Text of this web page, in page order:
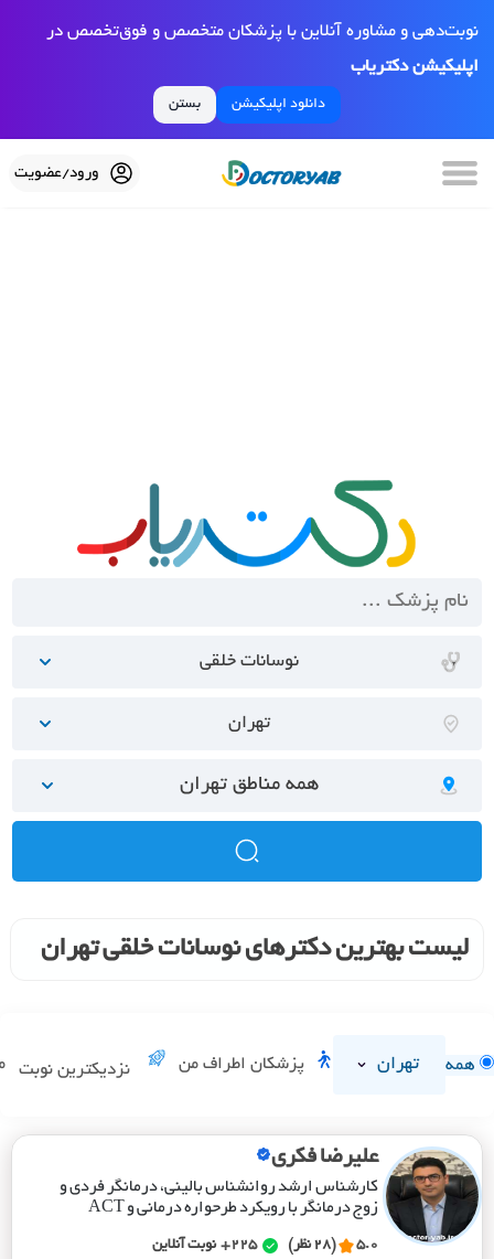
نوبت‌دهی و مشاوره آنلاین با پزشکان متخصص و فوق‌تخصص در
اپلیکیشن دکتریاب
دانلود اپلیکیشن بستن
ورود/عضویت
نوسانات خلقی
تهران
همه مناطق تهران
لیست بهترین دکترهای نوسانات خلقی تهران
همه تهران پزشکان اطراف من نزدیکترین نوبت
علیرضا فکری
کارشناس ارشد روانشناس بالینی، درمانگر فردی و
زوج درمانگر با رویکرد طرحواره درمانی و ACT
5.0 (28 نظر) 225+
نوبت آنلاین